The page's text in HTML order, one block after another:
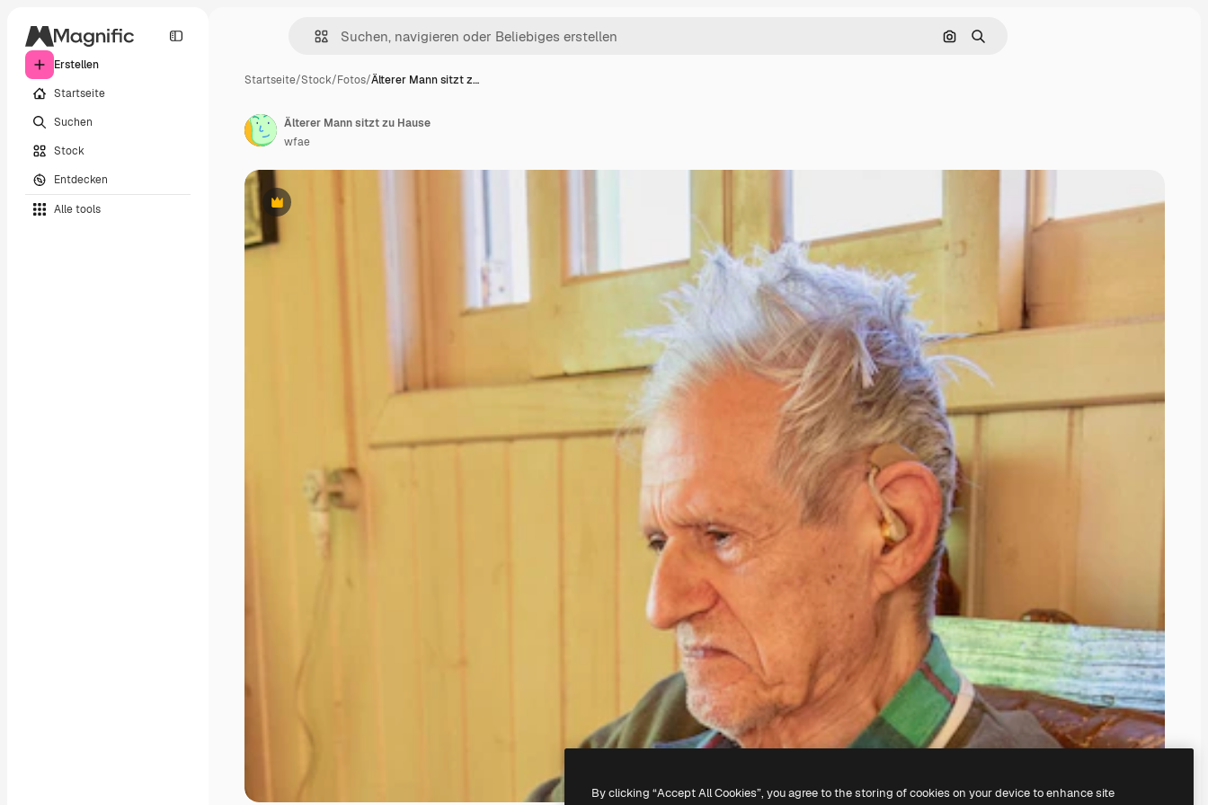
Erstellen
Startseite
Suchen
Stock
Entdecken
Alle tools
Nach Bild suchen
Suchen
Startseite/Stock/Fotos/Älterer Mann sitzt z…
Premium
Älterer Mann sitzt zu Hause
wfae
By clicking “Accept All Cookies”, you agree to the storing of cookies on your device to enhance site